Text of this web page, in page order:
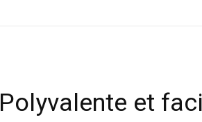
Polyvalente et